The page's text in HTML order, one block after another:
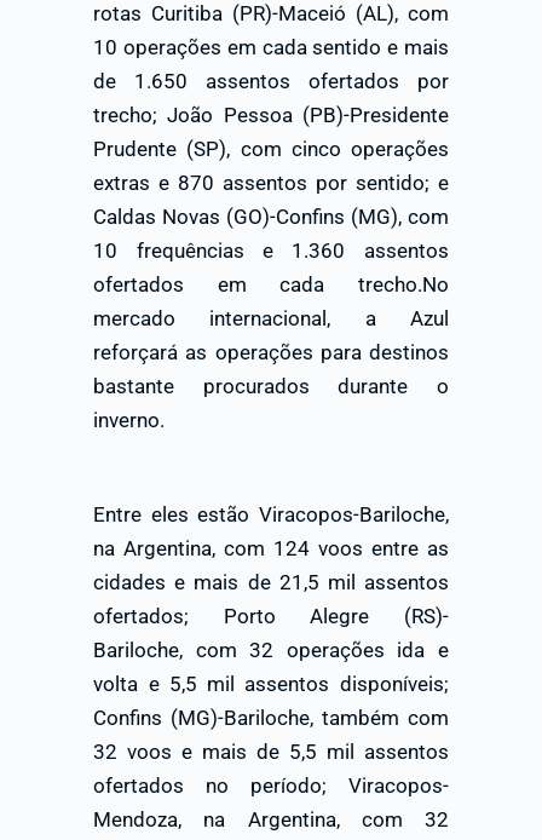
rotas Curitiba (PR)-Maceió (AL), com
10 operações em cada sentido e mais
de 1.650 assentos ofertados por
trecho; João Pessoa (PB)-Presidente
Prudente (SP), com cinco operações
extras e 870 assentos por sentido; e
Caldas Novas (GO)-Confins (MG), com
10 frequências e 1.360 assentos
ofertados em cada trecho.No
mercado internacional, a Azul
reforçará as operações para destinos
bastante procurados durante o
inverno.
Entre eles estão Viracopos-Bariloche,
na Argentina, com 124 voos entre as
cidades e mais de 21,5 mil assentos
ofertados; Porto Alegre (RS)-
Bariloche, com 32 operações ida e
volta e 5,5 mil assentos disponíveis;
Confins (MG)-Bariloche, também com
32 voos e mais de 5,5 mil assentos
ofertados no período; Viracopos-
Mendoza, na Argentina, com 32